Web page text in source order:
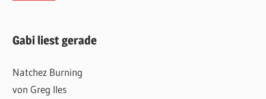
Gabi liest gerade
Natchez Burning
von Greg Iles